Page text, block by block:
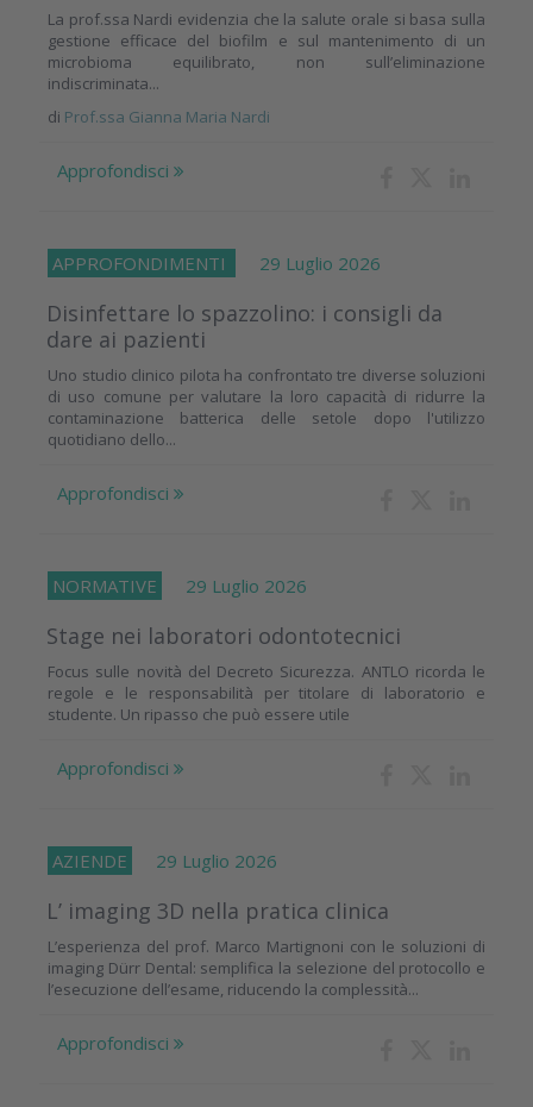
La prof.ssa Nardi evidenzia che la salute orale si basa sulla
gestione efficace del biofilm e sul mantenimento di un
microbioma equilibrato, non sull’eliminazione
indiscriminata...
di Prof.ssa Gianna Maria Nardi
Approfondisci
APPROFONDIMENTI 29 Luglio 2026
Disinfettare lo spazzolino: i consigli da
dare ai pazienti
Uno studio clinico pilota ha confrontato tre diverse soluzioni
di uso comune per valutare la loro capacità di ridurre la
contaminazione batterica delle setole dopo l'utilizzo
quotidiano dello...
Approfondisci
NORMATIVE 29 Luglio 2026
Stage nei laboratori odontotecnici
Focus sulle novità del Decreto Sicurezza. ANTLO ricorda le
regole e le responsabilità per titolare di laboratorio e
studente. Un ripasso che può essere utile
Approfondisci
AZIENDE 29 Luglio 2026
L’ imaging 3D nella pratica clinica
L’esperienza del prof. Marco Martignoni con le soluzioni di
imaging Dürr Dental: semplifica la selezione del protocollo e
l’esecuzione dell’esame, riducendo la complessità...
Approfondisci